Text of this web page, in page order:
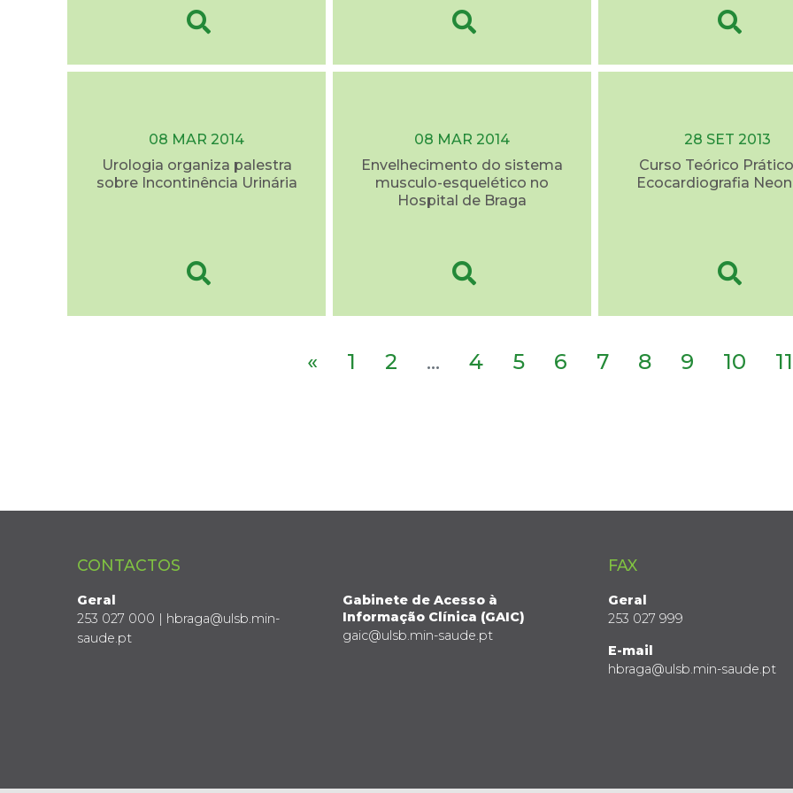
08 MAR 2014
Urologia organiza palestra
sobre Incontinência Urinária
08 MAR 2014
Envelhecimento do sistema
musculo-esquelético no
Hospital de Braga
28 SET 2013
Curso Teórico
Ecocardiografia
« 1 2 ... 4 5 6 7 8 9 10 11
CONTACTOS
Geral
253 027 000 | hbraga@ulsb.min-
saude.pt
Gabinete de Acesso à
Informação Clínica (GAIC)
gaic@ulsb.min-saude.pt
FAX
Geral
253 027 999
E-mail
hbraga@ulsb.min-saude.pt